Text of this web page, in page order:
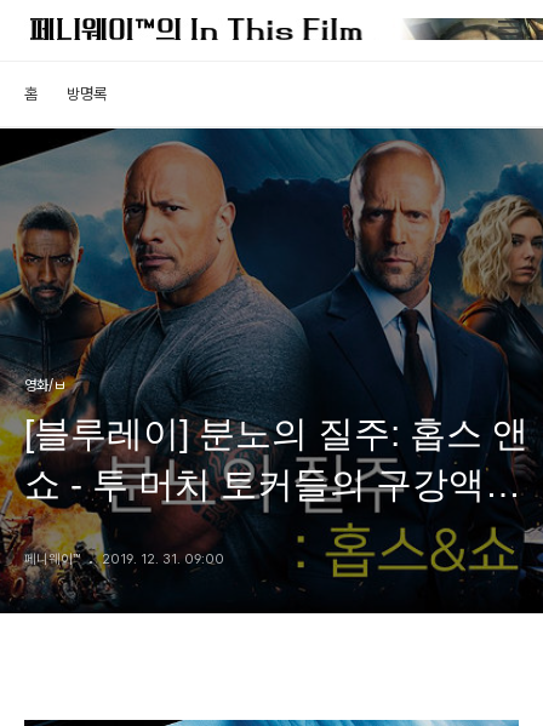
홈 방명록
영화/ㅂ
[블루레이] 분노의 질주: 홉스 앤
쇼 - 투 머치 토커들의 구강액션
블록버스터
페니웨이™ 2019. 12. 31. 09:00